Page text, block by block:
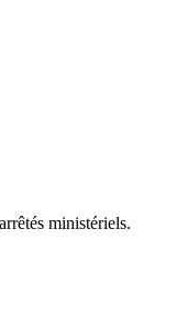
ministériels.